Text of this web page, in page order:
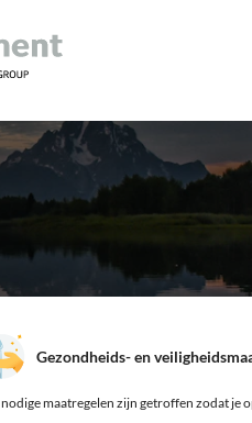
Gezondheids- en
maatregelen zijn getroffen zodat je